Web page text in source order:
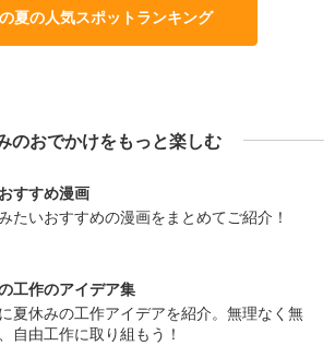
夏の人気スポットランキング
のおでかけをもっと楽しむ
すすめ漫画
たいおすすめの漫画をまとめてご紹介！
工作のアイデア集
夏休みの工作アイデアを紹介。無理なく無
自由工作に取り組もう！